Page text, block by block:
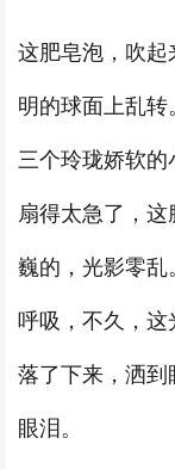
这肥皂泡，吹起
明的球面上乱
三个玲珑娇软的
扇得太急了，
巍的，光影零
呼吸，不久，这
落了下来，洒到
眼泪。